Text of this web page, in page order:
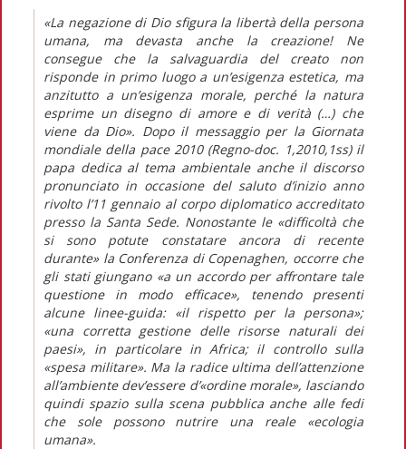
«La negazione di Dio sfigura la libertà della persona
umana, ma devasta anche la creazione! Ne
consegue che la salvaguardia del creato non
risponde in primo luogo a un’esigenza estetica, ma
anzitutto a un’esigenza morale, perché la natura
esprime un disegno di amore e di verità (…) che
viene da Dio». Dopo il messaggio per la Giornata
mondiale della pace 2010 (Regno-doc. 1,2010,1ss) il
papa dedica al tema ambientale anche il discorso
pronunciato in occasione del saluto d’inizio anno
rivolto l’11 gennaio al corpo diplomatico accreditato
presso la Santa Sede. Nonostante le «difficoltà che
si sono potute constatare ancora di recente
durante» la Conferenza di Copenaghen, occorre che
gli stati giungano «a un accordo per affrontare tale
questione in modo efficace», tenendo presenti
alcune linee-guida: «il rispetto per la persona»;
«una corretta gestione delle risorse naturali dei
paesi», in particolare in Africa; il controllo sulla
«spesa militare». Ma la radice ultima dell’attenzione
all’ambiente dev’essere d’«ordine morale», lasciando
quindi spazio sulla scena pubblica anche alle fedi
che sole possono nutrire una reale «ecologia
umana».